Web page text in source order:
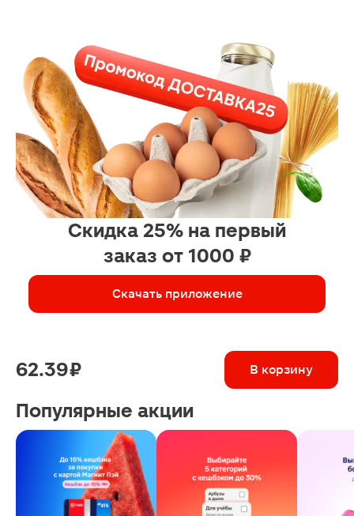
Скидка 25% на первый
заказ от 1000 ₽
Скачать приложение
62.39 ₽ В корзину
Популярные акции